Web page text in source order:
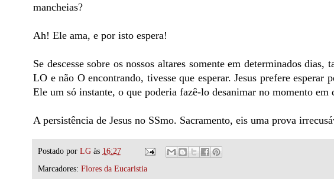
mancheias?
Ah! Ele ama, e por isto espera!
Se descesse sobre os nossos altares somente em determinados
LO e não O encontrando, tivesse que esperar. Jesus prefere esperar
Ele um só instante, o que poderia fazê-lo desanimar no momento em
A persistência de Jesus no SSmo. Sacramento, eis uma prova
Postado por LG às 16:27
Marcadores: Flores da Eucaristia